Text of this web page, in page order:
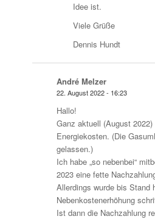
Idee ist.
Viele Grüße
Dennis Hundt
André Melzer
22. August 2022 - 16:23
Hallo!
Ganz aktuell (August
Energiekosten. (Die
gelassen.)
Ich habe „so nebenbei“
2023 eine fette
Allerdings wurde bis Stand
Nebenkostenerhöhung
Ist dann die Nachzahlung